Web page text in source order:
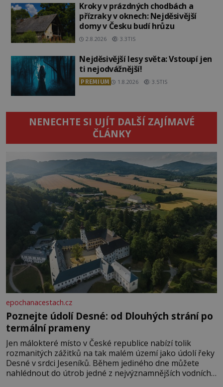
Kroky v prázdných chodbách a
přízraky v oknech: Nejděsivější
domy v Česku budí hrůzu
2.8.2026 3.3TIS
Nejděsivější lesy světa: Vstoupí jen
ti nejodvážnější!
PREMIUM 1.8.2026 3.5TIS
NENECHTE SI UJÍT DALŠÍ ZAJÍMAVÉ
ČLÁNKY
epochanacestach.cz
Poznejte údolí Desné: od Dlouhých strání po
termální prameny
Jen málokteré místo v České republice nabízí tolik
rozmanitých zážitků na tak malém území jako údolí řeky
Desné v srdci Jeseníků. Během jediného dne můžete
nahlédnout do útrob jedné z nejvýznamnějších vodních